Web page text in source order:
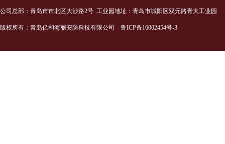
公司总部：青岛市市北区大沙路2号 工业园地址：青岛市城阳区双元路青大工业园
版权所有：青岛亿和海丽安防科技有限公司 鲁ICP备16002454号-3